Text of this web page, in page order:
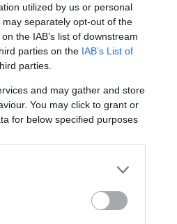
utilized by us or personal
separately opt-out of the
the IAB’s list of downstream
parties on the IAB’s List of
parties.
and may gather and store
You may click to grant or
for below specified purposes